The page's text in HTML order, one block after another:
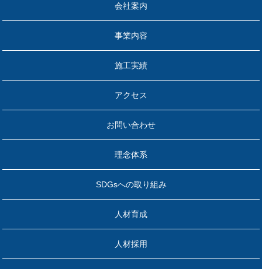
会社案内
事業内容
施工実績
アクセス
お問い合わせ
理念体系
SDGsへの取り組み
人材育成
人材採用